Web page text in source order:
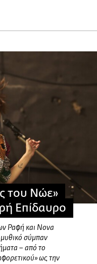
του Νώε»
Επίδαυρο
Ραφή και Nova
σύμπαν
– από το
ως την